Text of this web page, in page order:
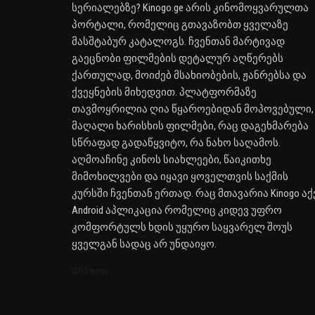
სერიალებზე? Kinogo.ge არის კინომოყვარულთა
პორტალი, რომელიც გთავაზობთ ყველაზე
მასშტაბურ კატალოგს. ჩვენთან მარტივად
გაეცნობი ფილმების დეტალურ აღწერებს
ქართულად, მოიძებ მსახიობების, ჟანრებსა და
ქვეყნების მიხედვით. პლატფორმაზე
თავმოყრილია ღია წყაროებიდან მოპოვებული,
მაღალი ხარისხის ფილმები, რაც დაგეხმარება
სწრაფად გადაწყვიტო, რა ნახო საღამოს.
აღმოაჩინე კინოს სიახლეები, წაიკითხე
მიმოხილვები და იყავი ყოველთვის საქმის
კურსში ჩვენთან ერთად. რაც მთავარია Kinogo
Android აპლიკაცია რომელიც კიდევ უფრო
კომფორტულს ხდის უყურო საყვარელ შოუს
ყველგან სადაც არ უნდაიყო.